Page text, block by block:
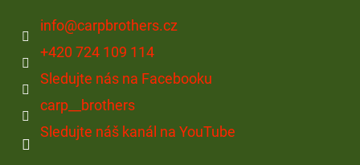
info@carpbrothers.cz
+420 724 109 114
Sledujte nás na Facebooku
carp__brothers
Sledujte náš kanál na YouTube